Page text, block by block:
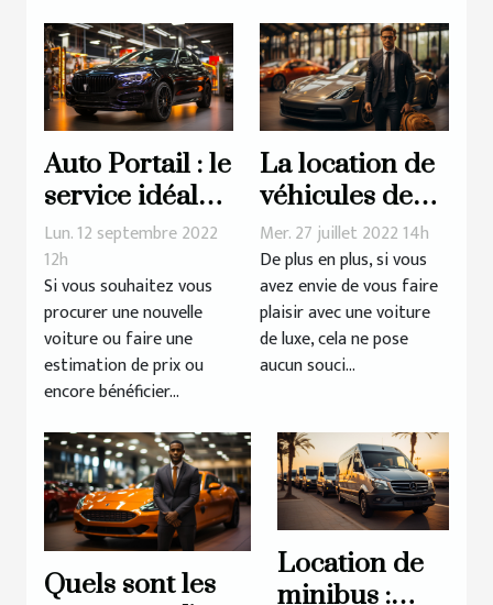
Auto Portail : le
service idéal
pour tout
automobiliste
Lun. 12 septembre 2022
12h
Si vous souhaitez vous
procurer une nouvelle
voiture ou faire une
estimation de prix ou
encore bénéficier...
La location de
véhicules de
luxe : comment
ça se passe ?
Mer. 27 juillet 2022 14h
De plus en plus, si vous
avez envie de vous faire
plaisir avec une voiture
de luxe, cela ne pose
aucun souci...
Quels sont les
Location de
minibus :